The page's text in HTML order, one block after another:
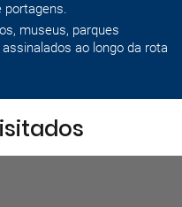
portagens.
museus, parques
ao longo da rota